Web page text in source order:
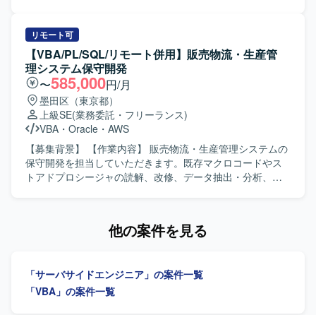
可用性を重視した設計思想をお持ちの方を求めておりま
す。アーキテクチャの意図や設計判断をわかりやすく説
明・展開できる方を歓迎いたします。トレードオフを整理
しながら現実的な意思決定ができる方や、初期フェーズか
ら長期運用を見据えた拡張性ある設計ができる方にご参画
いただきたいと考えております。 【ポジションの魅力】 高
トラフィックかつ大量データを扱う人事統合基盤の中核シ
ステムにおいて、アーキテクチャ設計から実装、運用まで
一貫して携わることができます。マイクロサービス間連携
やイベント駆動アーキテクチャなどの先進的な技術要素を
活用しながら、長期的なプロジェクトに深く関与していた
され、ECS、RDS、ElastiCache、SQS、SNS、
を用いて構成されております。GitHub、Slack、Backlogな
どのツールを利用し、AIアシスタントとしてClaude
の調査および変更調査の把握を目的とした資料作成、設
計・製造・試験までの一連の工程を担当していただきま
す。また、ユーザーや他システム担当との打合せを通じて
要件や仕様の確認を行っていただきます。 【求める人物
像】 ユーザーや他システム担当と円滑にコミュニケーショ
ンを取りながら業務を進めていただける方を求めていま
す。既存システムの仕様を読み解き、調査結果や設計内容
を分かりやすく説明できる方にマッチするポジションで
す。 【ポジションの魅力】 金融市場系システムに携わりな
がら、パッケージ保守から小規模開発まで一貫した工程を
経験できる点が魅力です。ユーザーとの直接的なやり取り
務となります。C#、VBA、Windowsバッチ、
リモート可
【VBA/PL/SQL/リモート併用】販売物流・生産管
理システム保守開発
〜585,000円/月
墨田区（東京都）
上級SE(業務委託・フリーランス)
VBA ・ Oracle ・ AWS
【募集背景】 【作業内容】 販売物流・生産管理システムの
保守開発を担当していただきます。既存マクロコードやス
トアドプロシージャの読解、改修、データ抽出・分析、業
連携できる方を求めています。 【ポジションの魅力】 販売
Oracle（PL/SQL）を使用します。
他の案件を見る
「サーバサイドエンジニア」の案件一覧
「VBA」の案件一覧